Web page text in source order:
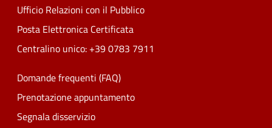
Ufficio Relazioni con il Pubblico
Posta Elettronica Certificata
Centralino unico: +39 0783 7911
Domande frequenti (FAQ)
Prenotazione appuntamento
Segnala disservizio